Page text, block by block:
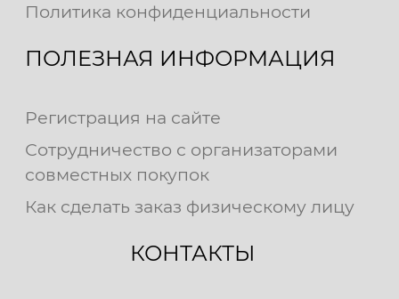
Политика конфиденциальности
ПОЛЕЗНАЯ ИНФОРМАЦИЯ
Регистрация на сайте
Сотрудничество с организаторами
совместных покупок
Как сделать заказ физическому лицу
КОНТАКТЫ